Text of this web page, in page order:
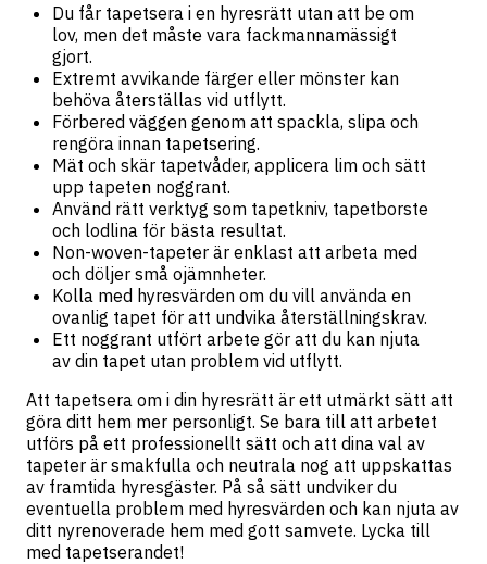
Du får tapetsera i en hyresrätt utan att be om
lov, men det måste vara fackmannamässigt
gjort.
Extremt avvikande färger eller mönster kan
behöva återställas vid utflytt.
Förbered väggen genom att spackla, slipa och
rengöra innan tapetsering.
Mät och skär tapetvåder, applicera lim och sätt
upp tapeten noggrant.
Använd rätt verktyg som tapetkniv, tapetborste
och lodlina för bästa resultat.
Non-woven-tapeter är enklast att arbeta med
och döljer små ojämnheter.
Kolla med hyresvärden om du vill använda en
ovanlig tapet för att undvika återställningskrav.
Ett noggrant utfört arbete gör att du kan njuta
av din tapet utan problem vid utflytt.
Att tapetsera om i din hyresrätt är ett utmärkt sätt att
göra ditt hem mer personligt. Se bara till att arbetet
utförs på ett professionellt sätt och att dina val av
tapeter är smakfulla och neutrala nog att uppskattas
av framtida hyresgäster. På så sätt undviker du
eventuella problem med hyresvärden och kan njuta av
ditt nyrenoverade hem med gott samvete. Lycka till
med tapetserandet!